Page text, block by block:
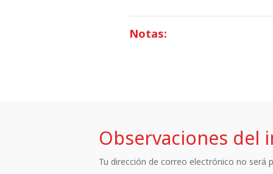
Notas:
Observaciones del
Tu dirección de correo electrónico no